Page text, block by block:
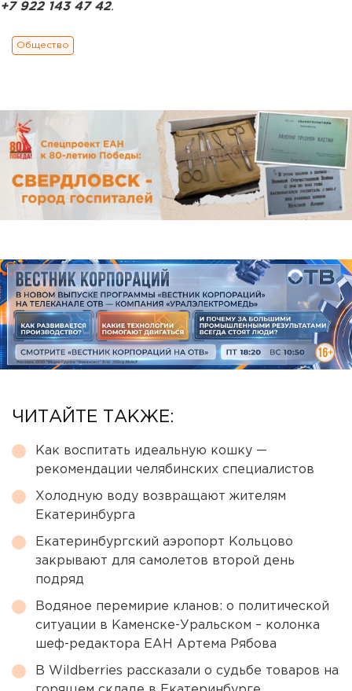
+7 922 143 47 42.
Общество
ЧИТАЙТЕ ТАКЖЕ:
Как воспитать идеальную кошку —
рекомендации челябинских специалистов
Холодную воду возвращают жителям
Екатеринбурга
Екатеринбургский аэропорт Кольцово
закрывают для самолетов второй день
подряд
Водяное перемирие кланов: о политической
ситуации в Каменске-Уральском – колонка
шеф-редактора ЕАН Артема Рябова
В Wildberries рассказали о судьбе товаров на